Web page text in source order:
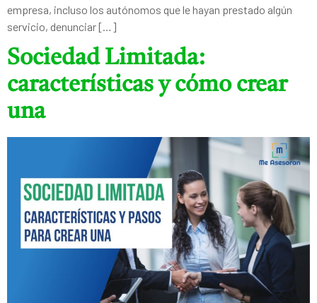
empresa, incluso los autónomos que le hayan prestado algún
servicio, denunciar […]
Sociedad Limitada:
características y cómo crear
una